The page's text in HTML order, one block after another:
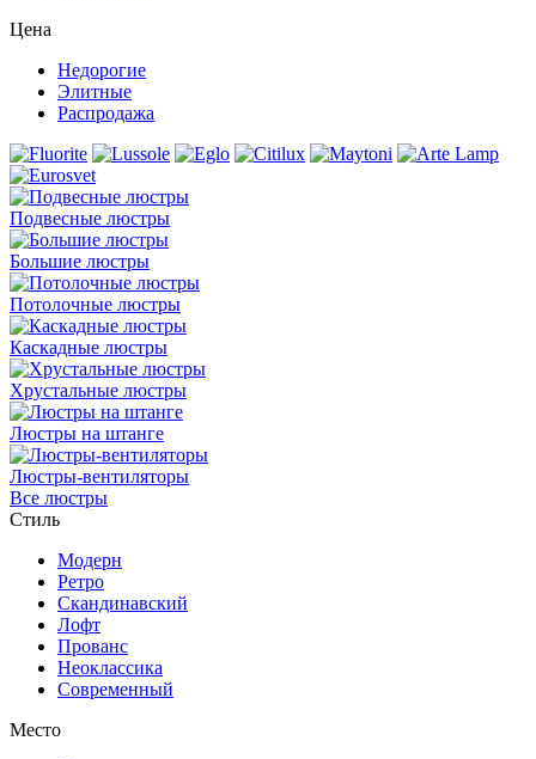
Цена
Недорогие
Элитные
Распродажа
Подвесные люстры
Большие люстры
Потолочные люстры
Каскадные люстры
Хрустальные люстры
Люстры на штанге
Люстры-вентиляторы
Все люстры
Стиль
Модерн
Ретро
Скандинавский
Лофт
Прованс
Неоклассика
Современный
Место